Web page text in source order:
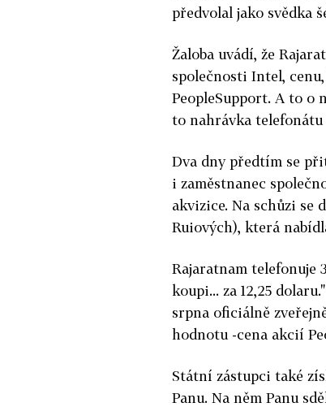
předvolal jako svědka
Žaloba uvádí, že
společnosti Intel,
PeopleSupport. A to o
to nahrávka telefonátu
Dva dny předtím se
i zaměstnanec
akvizice. Na schůzi se
Ruiových), která
Rajaratnam telefonuje
koupi... za 12,25
srpna oficiálně
hodnotu -cena akcií
Státní zástupci také
Panu. Na něm Panu